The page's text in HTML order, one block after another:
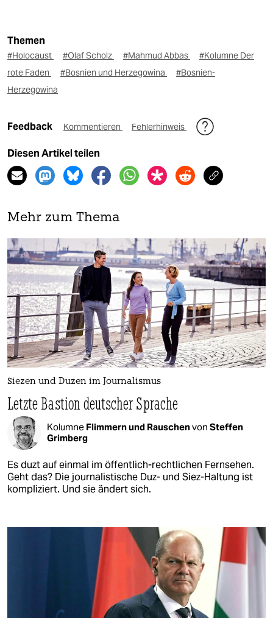
Themen
#Holocaust #Olaf Scholz #Mahmud Abbas
#Kolumne Der
rote Faden
#Bosnien und Herzegowina
#Bosnien-
Herzegowina
Feedback Kommentieren Fehlerhinweis
Diesen Artikel teilen
Mehr zum Thema
Siezen und Duzen im Journalismus
Letzte Bastion deutscher Sprache
Kolumne Flimmern und Rauschenvon Steffen
Grimberg
Es duzt auf einmal im öffentlich-rechtlichen Fernsehen.
Geht das? Die journalistische Duz- und Siez-Haltung ist
kompliziert. Und sie ändert sich.